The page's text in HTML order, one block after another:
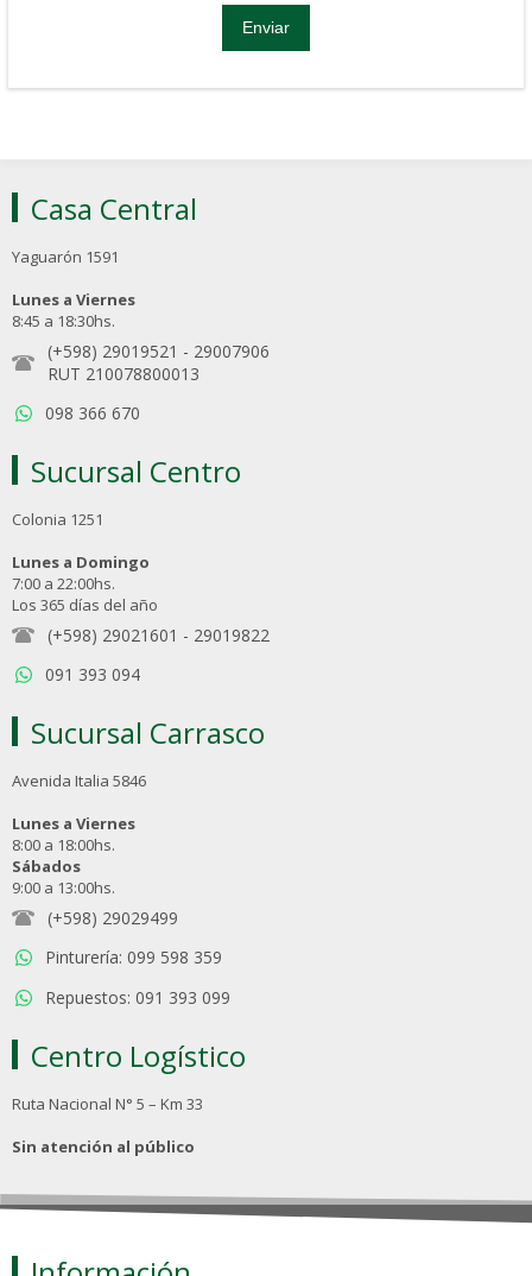
Casa Central
Yaguarón 1591
Lunes a Viernes
8:45 a 18:30hs.
(+598) 29019521 - 29007906
RUT 210078800013
098 366 670
Sucursal Centro
Colonia 1251
Lunes a Domingo
7:00 a 22:00hs.
Los 365 días del año
(+598) 29021601 - 29019822
091 393 094
Sucursal Carrasco
Avenida Italia 5846
Lunes a Viernes
8:00 a 18:00hs.
Sábados
9:00 a 13:00hs.
(+598) 29029499
Pinturería: 099 598 359
Repuestos: 091 393 099
Centro Logístico
Ruta Nacional N° 5 – Km 33
Sin atención al público